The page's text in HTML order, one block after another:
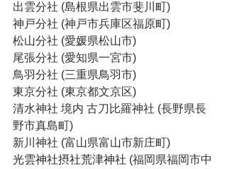
出雲分社 (島根県出雲市斐川町)
神戸分社 (神戸市兵庫区福原町)
松山分社 (愛媛県松山市)
尾張分社 (愛知県一宮市)
鳥羽分社 (三重県鳥羽市)
東京分社 (東京都文京区)
清水神社 境内 古刀比羅神社 (長野県長
野市真島町)
新川神社 (富山県富山市新庄町)
光雲神社摂社荒津神社 (福岡県福岡市中